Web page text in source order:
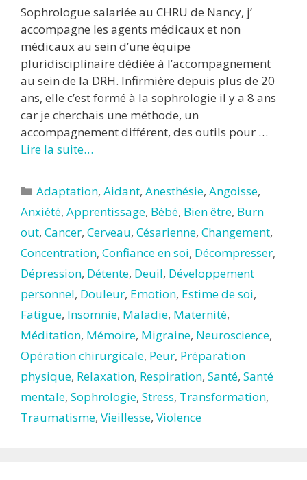
Sophrologue salariée au CHRU de Nancy, j’
accompagne les agents médicaux et non
médicaux au sein d’une équipe
pluridisciplinaire dédiée à l’accompagnement
au sein de la DRH. Infirmière depuis plus de 20
ans, elle c’est formé à la sophrologie il y a 8 ans
car je cherchais une méthode, un
accompagnement différent, des outils pour …
Lire la suite…
Catégories
Adaptation,Aidant,Anesthésie,Angoisse,
Anxiété, Apprentissage, Bébé, Bien être, Burn
out, Cancer, Cerveau, Césarienne, Changement,
Concentration, Confiance en soi, Décompresser,
Dépression, Détente, Deuil, Développement
personnel, Douleur, Emotion, Estime de soi,
Fatigue, Insomnie, Maladie, Maternité,
Méditation, Mémoire, Migraine, Neuroscience,
Opération chirurgicale, Peur, Préparation
physique, Relaxation, Respiration, Santé, Santé
mentale, Sophrologie, Stress, Transformation,
Traumatisme, Vieillesse, Violence